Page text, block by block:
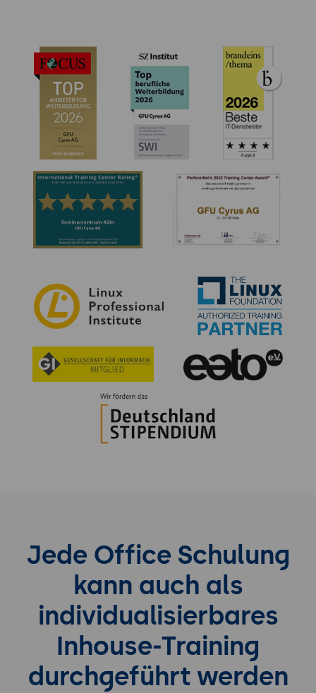
Jede Office Schulung
kann auch als
individualisierbares
Inhouse-Training
durchgeführt werden